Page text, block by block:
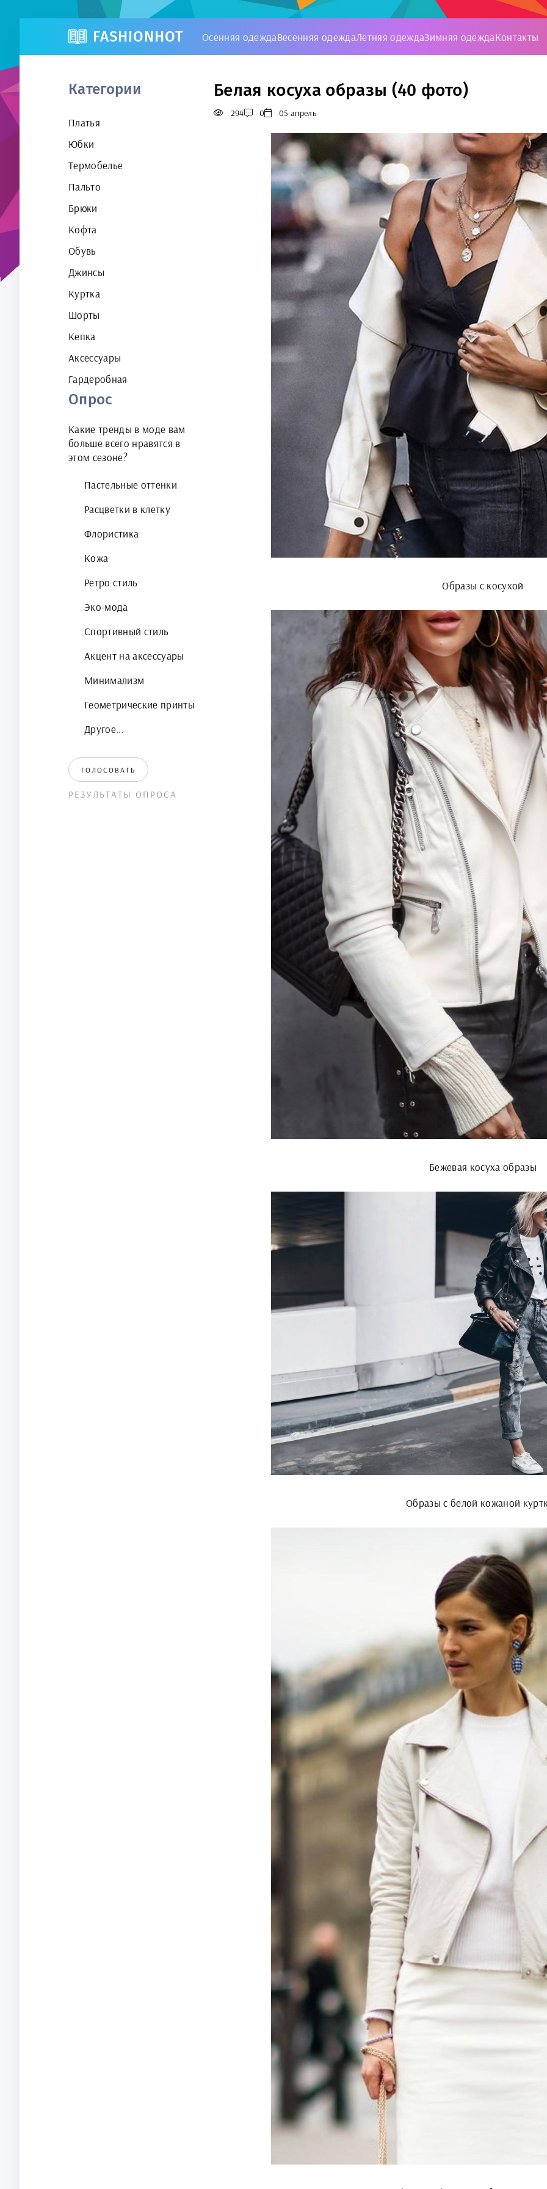
FASHIONHOT Осенняя одеждаВесенняя одеждаЛетняя одеждаЗимняя одеждаКонтакты
Категории
Платья
Юбки
Термобелье
Пальто
Брюки
Кофта
Обувь
Джинсы
Куртка
Шорты
Кепка
Аксессуары
Гардеробная
Опрос
Какие тренды в моде вам
больше всего нравятся в
этом сезоне?
Пастельные оттенки
Расцветки в клетку
Флористика
Кожа
Ретро стиль
Эко-мода
Спортивный стиль
Акцент на аксессуары
Минимализм
Геометрические принты
Другое...
ГОЛОСОВАТЬ
РЕЗУЛЬТАТЫ ОПРОСА
Белая косуха образы (40 фото)
294 0 05 апрель
Образы с косухой
Бежевая косуха образы
Образы с белой кожаной